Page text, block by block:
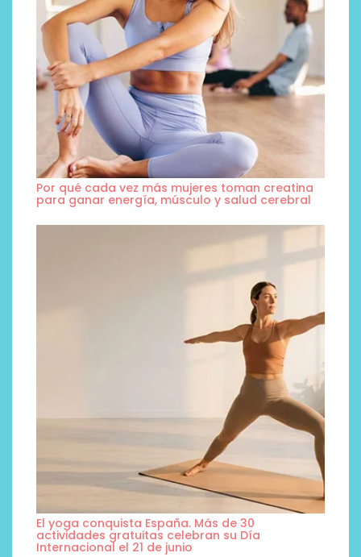
Por qué cada vez más mujeres toman creatina
para ganar energía, músculo y salud cerebral
El yoga conquista España. Más de 30
actividades gratuitas celebran su Día
Internacional el 21 de junio